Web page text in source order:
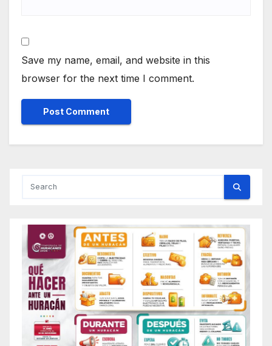
Save my name, email, and website in this
browser for the next time I comment.